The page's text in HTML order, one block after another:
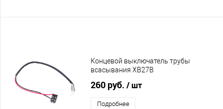
Концевой выключатель трубы
всасывания XB27B
260 руб. / шт
Подробнее